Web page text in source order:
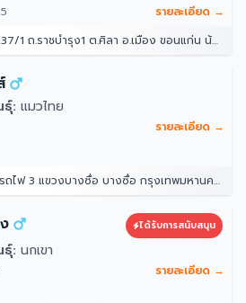
รายละเอียด →
งลอดรั้วบ้านออกไปตอนกลางคืนหลังเที่ยงคืนแล้วไม่ได้กลับเข้ามาอีก ตอนออกไปออกไป 3 ตัว แต่เช้ามาเจอกลับมาแค่ 2 ตัว น้องเคยหายไปแบบนี้ 3 วันเรากลับมา
ธุ์: แมวไทย
รายละเอียด →
3 แขวงบางซื่อ บางซื่อ กรุงเทพมหานคร 10800
ได้รับการสนับสนุน
ธุ์: นกเขา
รายละเอียด →